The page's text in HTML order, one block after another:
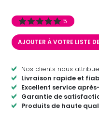
5
AJOUTER À VOTRE LISTE
Nos clients nous
Livraison rapide et
Excellent service
Garantie de
Produits de haute